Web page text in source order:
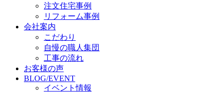
注文住宅事例
リフォーム事例
会社案内
こだわり
自慢の職人集団
工事の流れ
お客様の声
BLOG/EVENT
イベント情報